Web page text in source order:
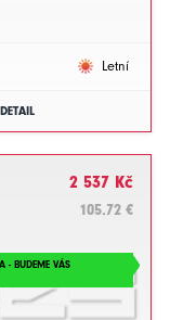
Letní
DETAIL
2 537 Kč
105.72 €
- BUDEME VÁS